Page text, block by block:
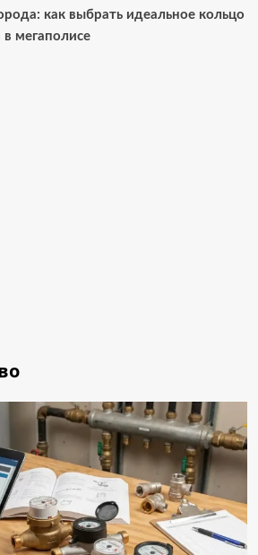
как выбрать идеальное кольцо
мегаполисе